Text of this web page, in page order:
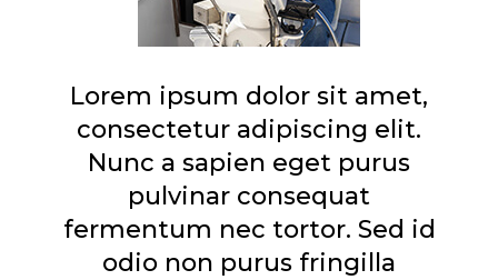
Lorem ipsum dolor sit amet,
consectetur adipiscing elit.
Nunc a sapien eget purus
pulvinar consequat
fermentum nec tortor. Sed id
odio non purus fringilla